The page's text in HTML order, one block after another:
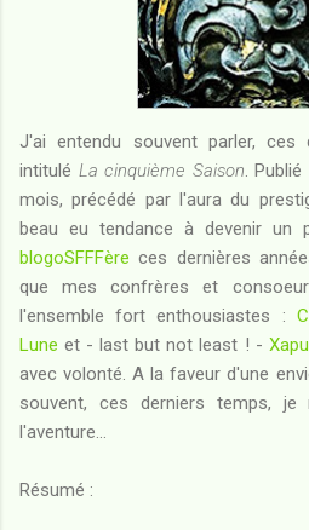
J'ai entendu souvent parler, ces
intitulé La cinquième Saison.
mois, précédé par l'aura du
beau eu tendance à devenir
blogoSFFFère ces dernières
que mes confrères et
l'ensemble fort enthousiastes :
Lune et - last but not least ! -
avec volonté. A la faveur d'une
souvent, ces derniers temps,
l'aventure...
Résumé :